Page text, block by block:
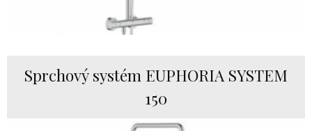
Sprchový systém EUPHORIA SYSTEM
150